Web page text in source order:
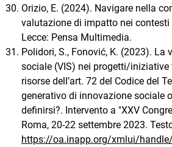
Orizio, E. (2024). Navigare nella
valutazione di impatto nei
Lecce: Pensa Multimedia.
Polidori, S., Fonović, K. (2023).
sociale (VIS) nei progetti/
risorse dell’art. 72 del Codice del
generativo di innovazione sociale
definirsi?. Intervento a "XXV
Roma, 20-22 settembre 2023.
https://oa.inapp.org/xmlui/